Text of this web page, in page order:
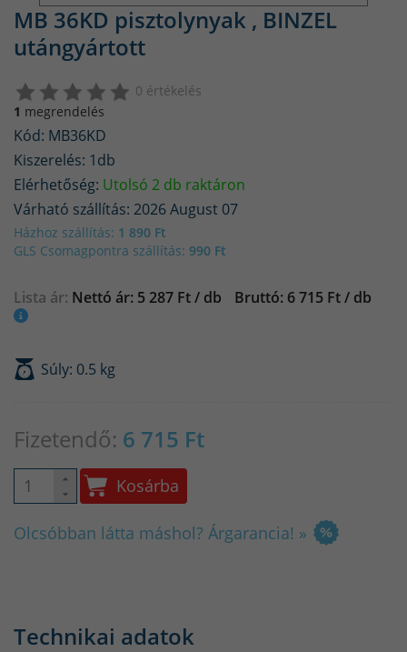
MB 36KD pisztolynyak , BINZEL
utángyártott
0 értékelés
1 megrendelés
Kód: MB36KD
Kiszerelés: 1db
Elérhetőség: Utolsó 2 db raktáron
Várható szállítás: 2026 August 07
Házhoz szállítás: 1 890 Ft
GLS Csomagpontra szállítás: 990 Ft
Lista ár: Nettó ár: 5 287 Ft / db Bruttó: 6 715 Ft / db
Súly: 0.5 kg
Fizetendő: 6 715 Ft
Kosárba
Olcsóbban látta máshol? Árgarancia! »
Technikai adatok